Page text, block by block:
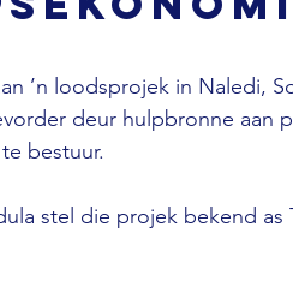
’n loodsprojek in Naledi,
deur hulpbronne aan
bestuur.
stel die projek bekend as